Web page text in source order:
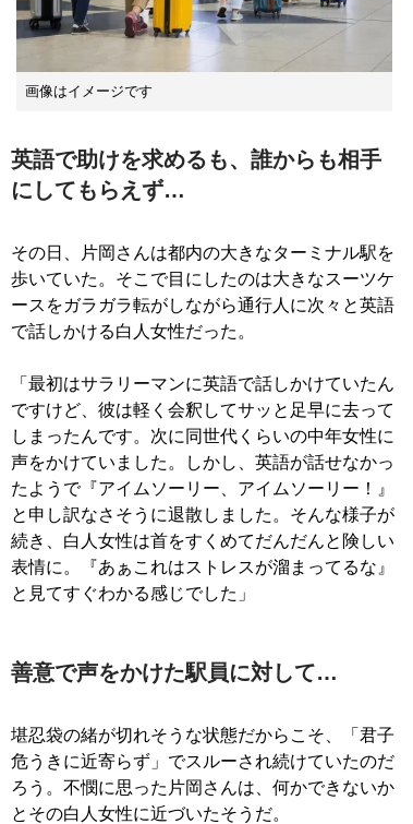
画像はイメージです
英語で助けを求めるも、誰からも相手
にしてもらえず…
その日、片岡さんは都内の大きなターミナル駅を
歩いていた。そこで目にしたのは大きなスーツケ
ースをガラガラ転がしながら通行人に次々と英語
で話しかける白人女性だった。
「最初はサラリーマンに英語で話しかけていたん
ですけど、彼は軽く会釈してサッと足早に去って
しまったんです。次に同世代くらいの中年女性に
声をかけていました。しかし、英語が話せなかっ
たようで『アイムソーリー、アイムソーリー！』
と申し訳なさそうに退散しました。そんな様子が
続き、白人女性は首をすくめてだんだんと険しい
表情に。『あぁこれはストレスが溜まってるな』
と見てすぐわかる感じでした」
善意で声をかけた駅員に対して…
堪忍袋の緒が切れそうな状態だからこそ、「君子
危うきに近寄らず」でスルーされ続けていたのだ
ろう。不憫に思った片岡さんは、何かできないか
とその白人女性に近づいたそうだ。